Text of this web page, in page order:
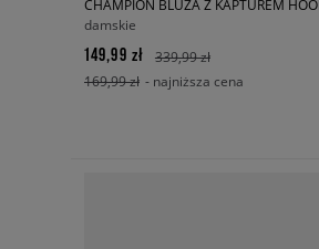
damskie
149,99 zł
339,99 zł
169,99 zł - najniższa cena